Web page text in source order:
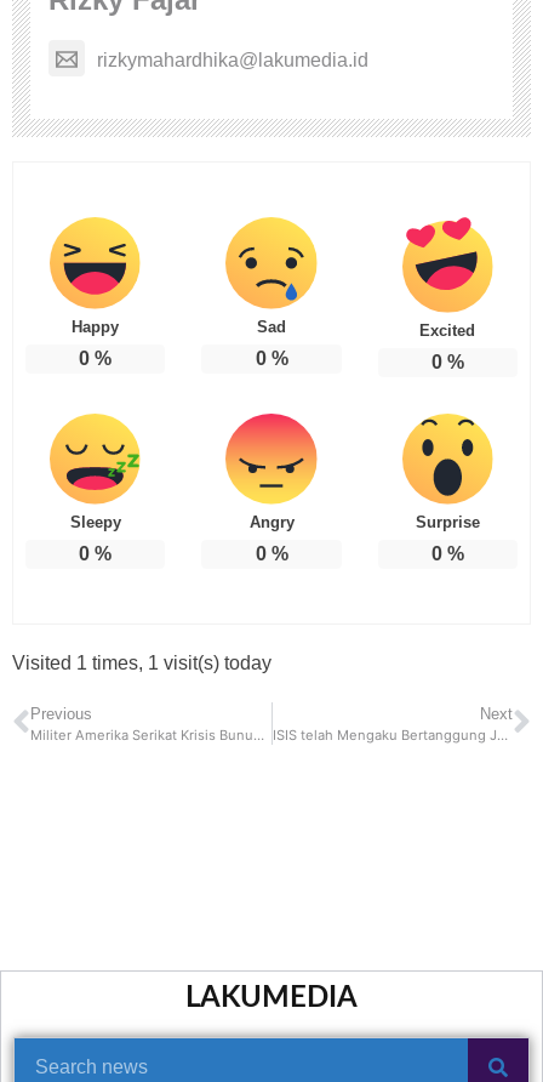
rizkymahardhika@lakumedia.id
Happy
0 %
Sad
0%
Excited
0%
Sleepy
0 %
Angry
0%
Surprise
0%
Visited 1 times, 1 visit(s) today
Previous
Militer Amerika Serikat Krisis Bunuh Diri, Sudah Ratusan Tentara yang Bunuh Diri
Next
ISIS telah Mengaku Bertanggung Jawab Atas Tewasnya 70 Tentara di Burkina Faso
LAKUMEDIA